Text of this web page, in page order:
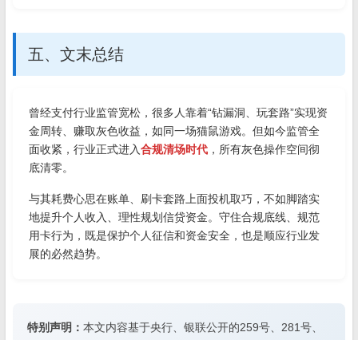
五、文末总结
曾经支付行业监管宽松，很多人靠着“钻漏洞、玩套路”实现资
金周转、赚取灰色收益，如同一场猫鼠游戏。但如今监管全
面收紧，行业正式进入合规清场时代 ，所有灰色操作空间彻
底清零。
与其耗费心思在账单、刷卡套路上面投机取巧，不如脚踏实
地提升个人收入、理性规划信贷资金。守住合规底线、规范
用卡行为，既是保护个人征信和资金安全，也是顺应行业发
展的必然趋势。
特别声明： 本文内容基于央行、银联公开的259号、281号、